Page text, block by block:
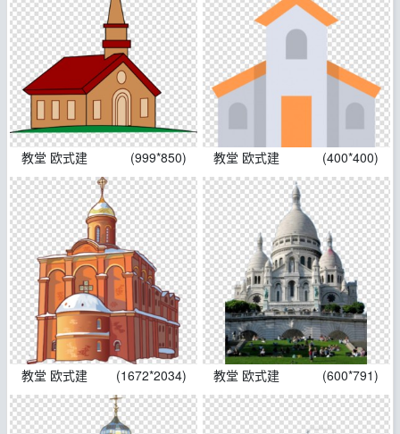
教堂 欧式建 (999*850) 教堂 欧式建 (400*400)
教堂 欧式建 (1672*2034) 教堂 欧式建 (600*791)